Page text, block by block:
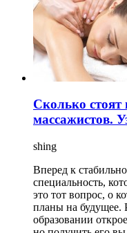
Сколько
массажистов.
shing
Вперед к
специальность,
это тот вопрос, о
планы на будущее.
образовании